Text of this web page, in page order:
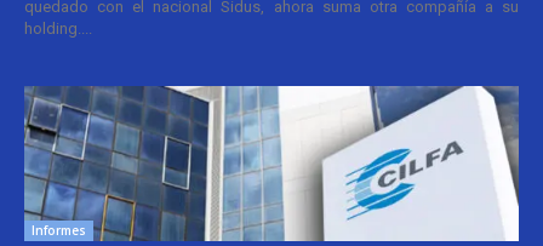
quedado con el nacional Sidus, ahora suma otra compañía a su
holding....
Informes